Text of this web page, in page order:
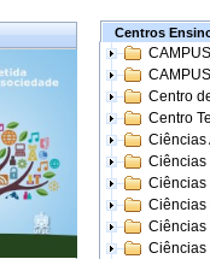
Centros
Centro
Centro
Ciências
Ciências
Ciências
Ciências
Ciências
Ciências